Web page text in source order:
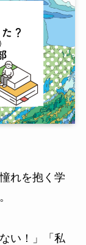
れを抱く学
い！」「私